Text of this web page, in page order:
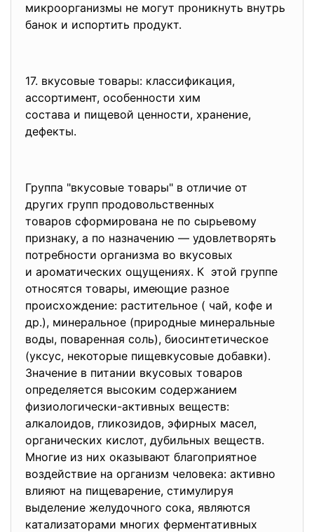
микроорганизмы не могут проникнуть внутрь
банок и испортить продукт.
17. вкусовые товары: классификация,
ассортимент, особенности хим
состава и пищевой ценности, хранение,
дефекты.
Группа "вкусовые товары" в отличие от
других групп продовольственных
товаров сформирована не по сырьевому
признаку, а по назначению — удовлетворять
потребности организма во вкусовых
и ароматических ощущениях. К этой группе
относятся товары, имеющие разное
происхождение: растительное ( чай, кофе и
др.), минеральное (природные минеральные
воды, поваренная соль), биосинтетическое
(уксус, некоторые пищевкусовые добавки).
Значение в питании вкусовых товаров
определяется высоким содержанием
физиологически-активных веществ:
алкалоидов, гликозидов, эфирных масел,
органических кислот, дубильных веществ.
Многие из них оказывают благоприятное
воздействие на организм человека: активно
влияют на пищеварение, стимулируя
выделение желудочного сока, являются
катализаторами многих ферментативных